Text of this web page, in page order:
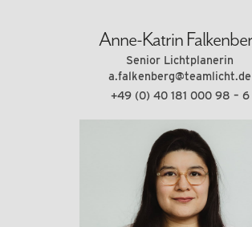
Anne-Katrin
a.falkenberg@teamlicht.de
+49 (0) 40 181 000 98 – 6
Senior Lichtplanerin